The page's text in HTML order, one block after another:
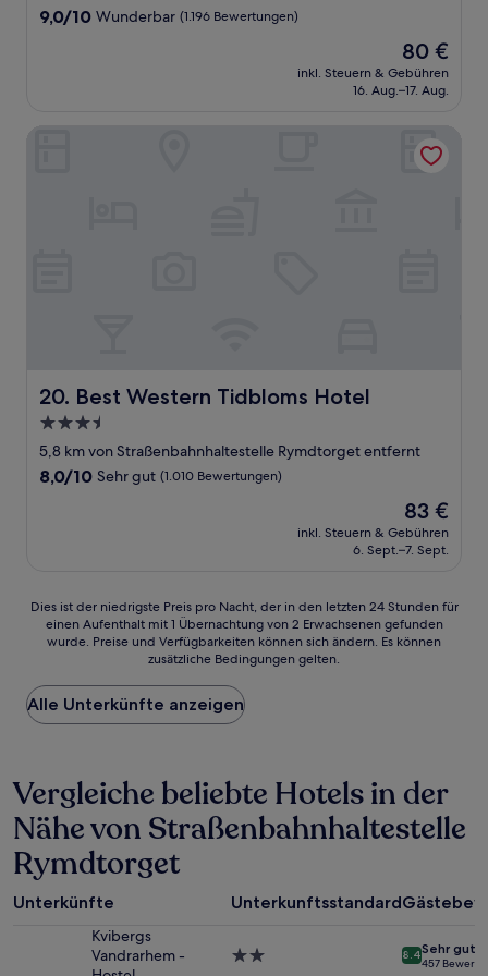
9.0
9,0/10 Wunderbar (1.196 Bewertungen)
Der
Preis
beträgt
80 €
inkl. Steuern & Gebühren
16. Aug.–17. Aug.
20. Best Western Tidbloms Hotel
Best Western Tidbloms Hotel
3.5-
Sterne-
Unterkunft
5,8 km von Straßenbahnhaltestelle Rymdtorget entfernt
8.0
8,0/10 Sehr gut (1.010 Bewertungen)
Der
Preis
beträgt
83 €
inkl. Steuern & Gebühren
6. Sept.–7. Sept.
Dies
der
Preis
pro
Nacht,
den
letzten
24 Stunden
für
einen
Aufenthalt
mit
2 Erwachsenen
Dies ist der niedrigste Preis pro Nacht, der in den letzten 24 Stunden für
einen Aufenthalt mit 1 Übernachtung von 2 Erwachsenen gefunden
wurde. Preise und Verfügbarkeiten können sich ändern. Es können
zusätzliche Bedingungen gelten.
Alle Unterkünfte anzeigen
Vergleiche beliebte Hotels in der
Nähe von Straßenbahnhaltestelle
Rymdtorget
Unterkünfte Unterkunftsstandard
Kvibergs
Vandrarhem -
2.0-
8.4Sehr gut
457